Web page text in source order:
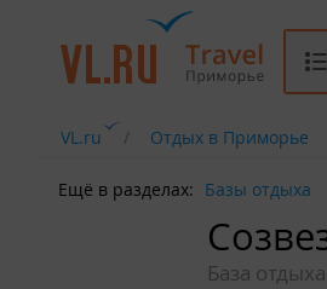
VL.ru Отдых в Приморье
Ещё в разделах: Базы отдыха
База отдыха